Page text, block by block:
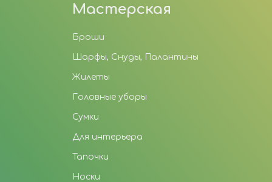
Мастерская
Броши
Шарфы, Снуды, Палантины
Жилеты
Головные уборы
Сумки
Для интерьера
Тапочки
Носки